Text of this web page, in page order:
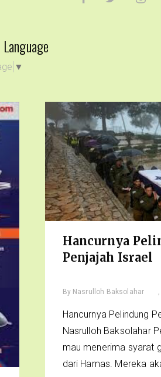
▼
Hancurnya
Penjajah Israel
By Nasrulloh Baksolahar
Hancurnya Pelindung
Nasrulloh Baksolahar
mau menerima syarat
dari Hamas. Mereka